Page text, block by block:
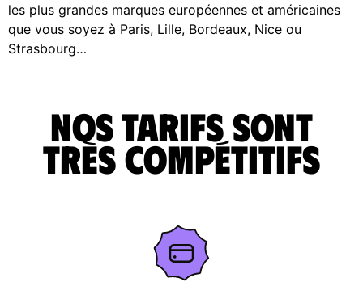
les plus grandes marques européennes et américaines
que vous soyez à Paris, Lille, Bordeaux, Nice ou
Strasbourg…
Nos tarifs sont
très compétitifs